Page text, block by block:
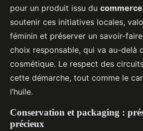
pour un produit issu du
soutenir ces initiatives locales,
féminin et préserver un savoir-
choix responsable, qui va au-delà
cosmétique. Le respect des
cette démarche, tout comme le
l’huile.
Conservation et packaging :
précieux